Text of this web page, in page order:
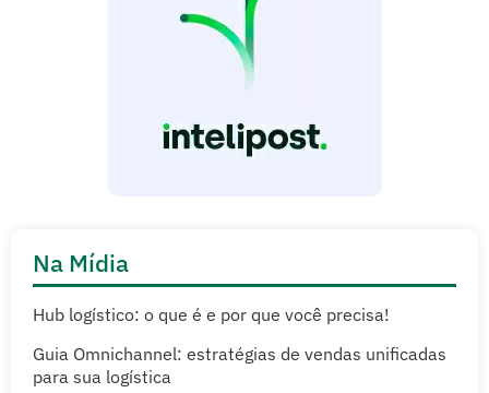
Na Mídia
Hub logístico: o que é e por que você precisa!
Guia Omnichannel: estratégias de vendas unificadas
para sua logística